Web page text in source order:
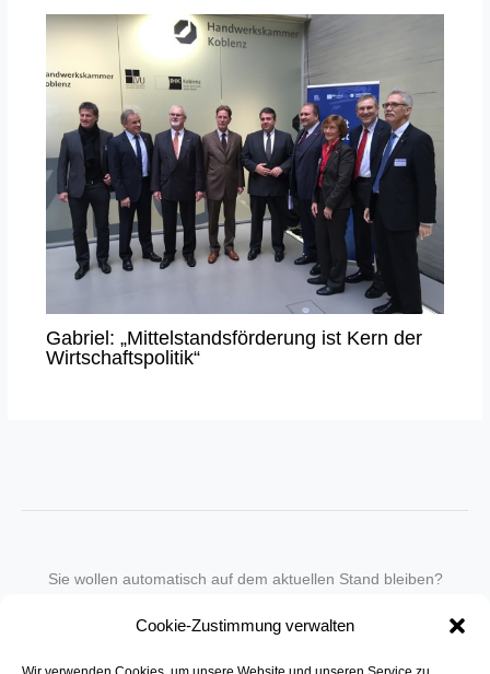
Cookie-Zustimmung verwalten
Gabriel: „Mittelstandsförderung ist Kern der
Wirtschaftspolitik“
Sie wollen automatisch auf dem aktuellen Stand bleiben?
in unseren Newsletter-Service auf.